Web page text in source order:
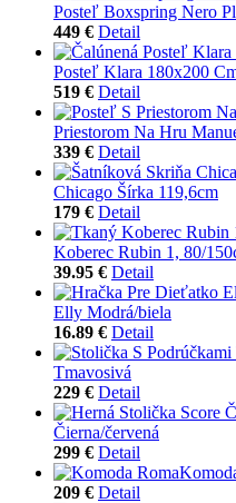
Posteľ Boxspring Nero
449 € Detail
Posteľ Klara 180x200
519 € Detail
Priestorom Na Hru
339 € Detail
Chicago Šírka 119,6cm
179 € Detail
Koberec Rubin 1, 80/
39.95 € Detail
Elly Modrá/biela
16.89 € Detail
Tmavosivá
229 € Detail
Čierna/červená
299 € Detail
209 € Detail